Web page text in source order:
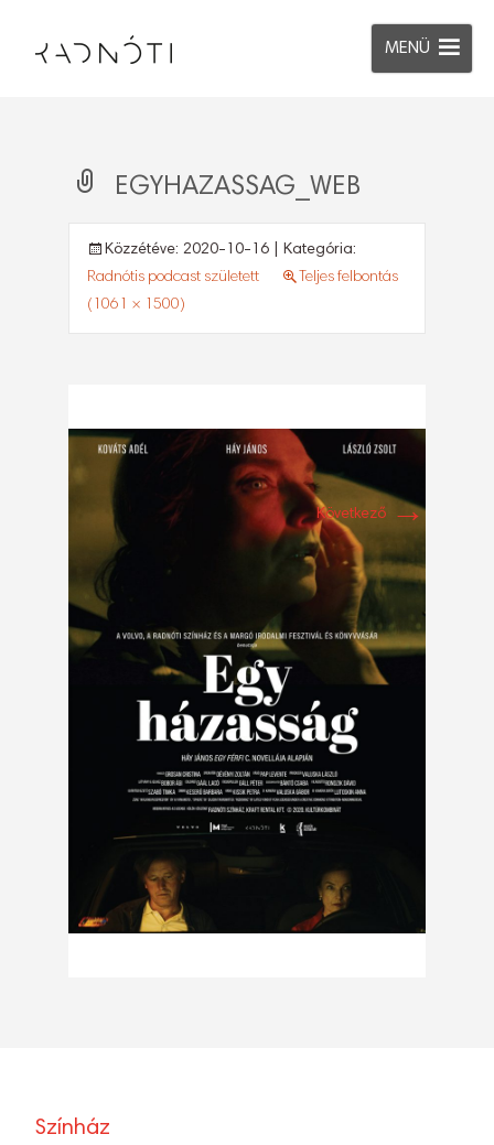
MENÜ
EGYHAZASSAG_WEB
Közzétéve: 2020-10-16 | Kategória:
Radnótis podcast született
Teljes felbontás
(1061 × 1500)
Következő →
Színház